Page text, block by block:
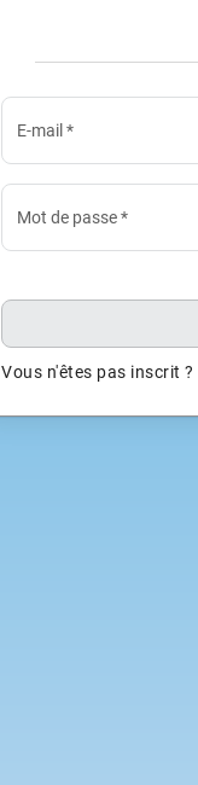
E-mail *
Mot de passe*
Vous n'êtes pas inscrit ?